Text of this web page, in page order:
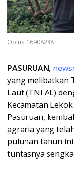
Oplus_16908288
PASURUAN,
yang melibatkan
Laut (TNI AL)
Kecamatan
Pasuruan,
agraria yang
puluhan tahun
tuntasnya